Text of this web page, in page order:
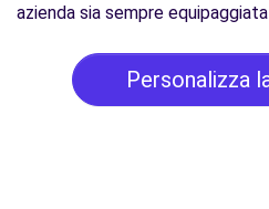
azienda sia sempre
Personalizza